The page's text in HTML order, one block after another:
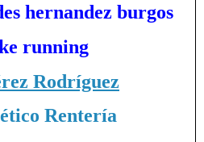
hernandez burgos
running
Rodríguez
Rentería